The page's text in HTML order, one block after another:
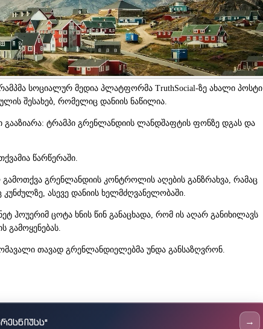
სოციალურ მედია პლატფორმა TruthSocial-ზე ახალი პოსტი
შესახებ, რომელიც დანიის ნაწილია.
გააზიარა: ტრამპი გრენლანდიის ლანდშაფტის ფონზე დგას და
წარწერაში.
გრენლანდიის კონტროლის აღების განზრახვა, რამაც
ასევე დანიის ხელმძღვანელობაში.
ჰოუერიმ ცოტა ხნის წინ განაცხადა, რომ ის აღარ განიხილავს
გამოყენებას.
თავად გრენლანდიელებმა უნდა განსაზღვრონ.
→